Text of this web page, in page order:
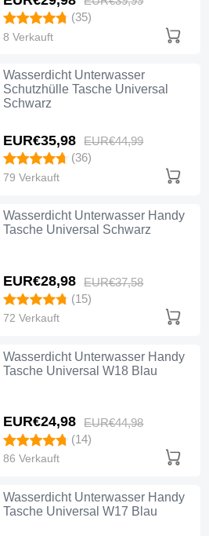
(35)
8 Verkauft
Wasserdicht Unterwasser
Schutzhülle Tasche Universal
Schwarz
EUR€35,98 EUR€44,99
(36)
79 Verkauft
Wasserdicht Unterwasser Handy
Tasche Universal Schwarz
EUR€28,98 EUR€37,58
(15)
72 Verkauft
Wasserdicht Unterwasser Handy
Tasche Universal W18 Blau
EUR€24,98 EUR€44,98
(14)
86 Verkauft
Wasserdicht Unterwasser Handy
Tasche Universal W17 Blau